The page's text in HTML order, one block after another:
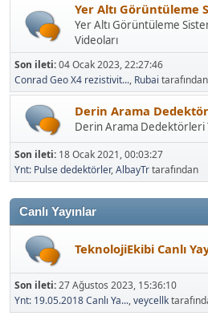
Yer Altı Görüntüleme
Yer Altı Görüntüleme
Videoları
Son ileti:04 Ocak 2023, 22:27:46
Conrad Geo X4 rezistivit..., Rubai tarafından
Derin Arama
Derin Arama Dedektörleri
Son ileti: 18 Ocak 2021, 00:03:27
Ynt: Pulse dedektörler,AlbayTrtarafından
Canlı Yayınlar
TeknolojiEkibi Canlı
Son ileti:27 Ağustos 2023, 15:36:10
Ynt: 19.05.2018 Canlı Ya...,veycellk